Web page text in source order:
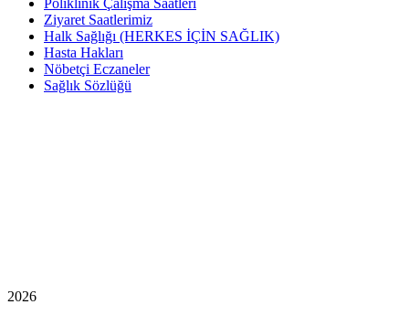
Ziyaret Saatlerimiz
Halk Sağlığı (HERKES İÇİN SAĞLIK)
Hasta Hakları
Nöbetçi Eczaneler
Sağlık Sözlüğü
2026